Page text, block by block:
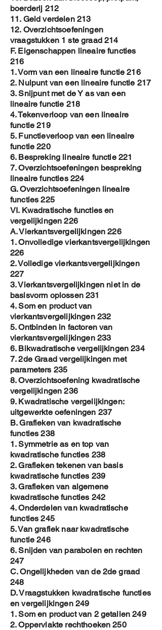
boerderij 212
11. Geld verdelen 213
12. Overzichtsoefeningen
vraagstukken 1 ste graad 214
F. Eigenschappen lineaire functies
216
1. Vorm van een lineaire functie 216
2. Nulpunt van een lineaire functie 217
3. Snijpunt met de Y as van een
lineaire functie 218
4. Tekenverloop van een lineaire
functie 219
5. Functieverloop van een lineaire
functie 220
6. Bespreking lineaire functie 221
7. Overzichtsoefeningen bespreking
lineaire functies 224
G. Overzichtsoefeningen lineaire
functies 225
VI. Kwadratische functies en
vergelijkingen 226
A. Vierkantsvergelijkingen 226
1. Onvolledige vierkantsvergelijkingen
226
2. Volledige vierkantsvergelijkingen
227
3. Vierkantsvergelijkingen niet in de
basisvorm oplossen 231
4. Som en product van
vierkantsvergelijkingen 232
5. Ontbinden in factoren van
vierkantsvergelijkingen 233
6. Bikwadratische vergelijkingen 234
7. 2de Graad vergelijkingen met
parameters 235
8. Overzichtsoefening kwadratische
vergelijkingen 236
9. Kwadratische vergelijkingen:
uitgewerkte oefeningen 237
B. Grafieken van kwadratische
functies 238
1. Symmetrie as en top van
kwadratische functies 238
2. Grafieken tekenen van basis
kwadratische functies 239
3. Grafieken van algemene
kwadratische functies 242
4. Onderdelen van kwadratische
functies 245
5. Van grafiek naar kwadratische
functie 246
6. Snijden van parabolen en rechten
247
C. Ongelijkheden van de 2de graad
248
D. Vraagstukken kwadratische functies
en vergelijkingen 249
1. Som en product van 2 getallen 249
2. Oppervlakte rechthoeken 250